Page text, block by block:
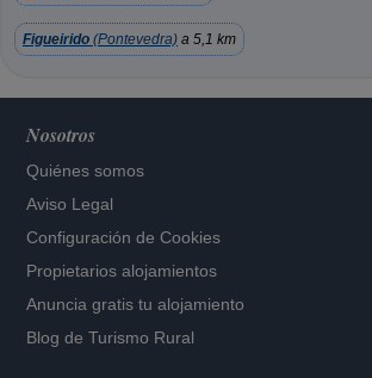
Figueirido (Pontevedra) a 5,1 km
Nosotros
Quiénes somos
Aviso Legal
Configuración de Cookies
Propietarios alojamientos
Anuncia gratis tu alojamiento
Blog de Turismo Rural